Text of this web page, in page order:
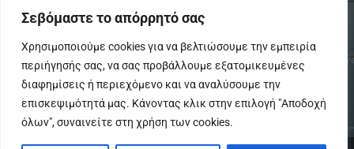
Σεβόμαστε το απόρρητό σας
Χρησιμοποιούμε cookies για να βελτιώσουμε την εμπειρία
περιήγησής σας, να σας προβάλλουμε εξατομικευμένες
διαφημίσεις ή περιεχόμενο και να αναλύσουμε την
επισκεψιμότητά μας. Κάνοντας κλικ στην επιλογή "Αποδοχή
όλων", συναινείτε στη χρήση των cookies.
To IPreveza.gr είναι μια σύγχρονη ενημερωτική ιστοσελίδα για την
Πρέβεζα, Πάργα, Φιλιππιάδα και την Ήπειρο σε θέματα Κοινωνικά,
Πολιτικά, Αθλητικά και Πολιτιστικά.